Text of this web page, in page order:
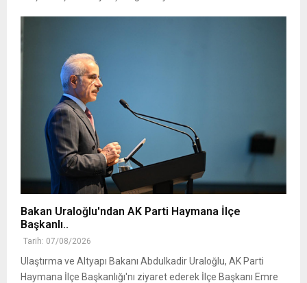
Bakan Uraloğlu'ndan AK Parti Haymana İlçe
Başkanlı..
Tarih: 07/08/2026
Ulaştırma ve Altyapı Bakanı Abdulkadir Uraloğlu, AK Parti
Haymana İlçe Başkanlığı'nı ziyaret ederek İlçe Başkanı Emre